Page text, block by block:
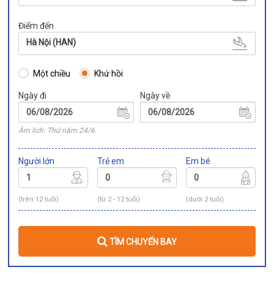
Điểm đến
Hà Nội (HAN)
Một chiều Khứ hồi
Ngày đi
Âm lịch: Thứ năm 24/6
Ngày về
Người lớn
(trên 12 tuổi)
Trẻ em
(từ 2 - 12 tuổi)
Em bé
(dưới 2 tuổi)
TÌM CHUYẾN BAY